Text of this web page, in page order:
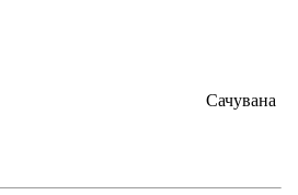
Сачувана